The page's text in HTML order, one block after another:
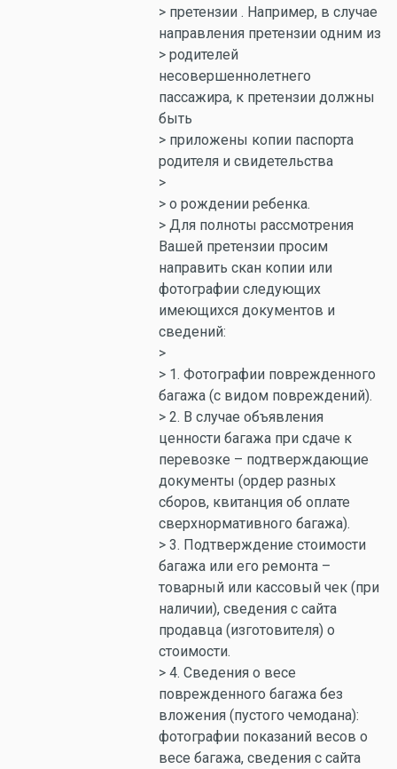
> претензии . Например, в случае
направления претензии одним из
> родителей
несовершеннолетнего
пассажира, к претензии должны
быть
> приложены копии паспорта
родителя и свидетельства
>
> о рождении ребенка.
> Для полноты рассмотрения
Вашей претензии просим
направить скан копии или
фотографии следующих
имеющихся документов и
сведений:
>
> 1. Фотографии поврежденного
багажа (с видом повреждений).
> 2. В случае объявления
ценности багажа при сдаче к
перевозке – подтверждающие
документы (ордер разных
сборов, квитанция об оплате
сверхнормативного багажа).
> 3. Подтверждение стоимости
багажа или его ремонта –
товарный или кассовый чек (при
наличии), сведения с сайта
продавца (изготовителя) о
стоимости.
> 4. Сведения о весе
поврежденного багажа без
вложения (пустого чемодана):
фотографии показаний весов о
весе багажа, сведения с сайта